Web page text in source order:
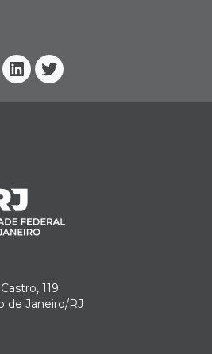
Linkedin
Twitter
119
de Janeiro/RJ